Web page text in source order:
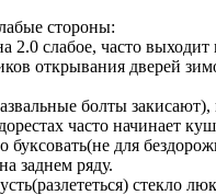
стороны:
2.0 слабое, часто
открывания дверей
болты
часто начинает
буксовать(не для
заднем ряду.
стекло